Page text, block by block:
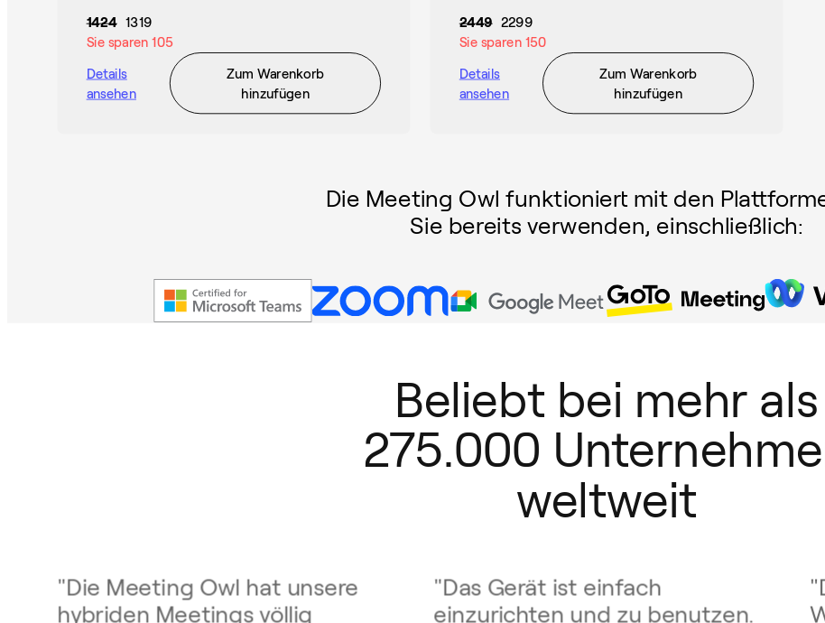
1424 1319
Sie sparen 105
Details
ansehen
Zum Warenkorb
hinzufügen
2449 2299
Sie sparen 150
Details
ansehen
Zum Warenkorb
hinzufügen
Die Meeting Owl funktioniert mit den
Sie bereits verwenden, einschließlich:
Beliebt bei mehr als
275.000
weltweit
"Die Meeting Owl hat unsere
hybriden Meetings völlig
"Das Gerät ist einfach
einzurichten und zu benutzen.
"